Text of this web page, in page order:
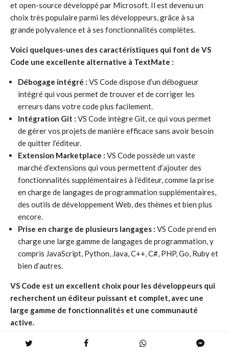
et open-source développé par Microsoft. Il est devenu un
choix très populaire parmi les développeurs, grâce à sa
grande polyvalence et à ses fonctionnalités complètes.
Voici quelques-unes des caractéristiques qui font de VS
Code une excellente alternative à TextMate :
Débogage intégré : VS Code dispose d’un débogueur
intégré qui vous permet de trouver et de corriger les
erreurs dans votre code plus facilement.
Intégration Git : VS Code intègre Git, ce qui vous permet
de gérer vos projets de manière efficace sans avoir besoin
de quitter l’éditeur.
Extension Marketplace : VS Code possède un vaste
marché d’extensions qui vous permettent d’ajouter des
fonctionnalités supplémentaires à l’éditeur, comme la prise
en charge de langages de programmation supplémentaires,
des outils de développement Web, des thèmes et bien plus
encore.
Prise en charge de plusieurs langages : VS Code prend en
charge une large gamme de langages de programmation, y
compris JavaScript, Python, Java, C++, C#, PHP, Go, Ruby et
bien d’autres.
VS Code est un excellent choix pour les développeurs qui
recherchent un éditeur puissant et complet, avec une
large gamme de fonctionnalités et une communauté
active.
3. Atom : Un éditeur open-source